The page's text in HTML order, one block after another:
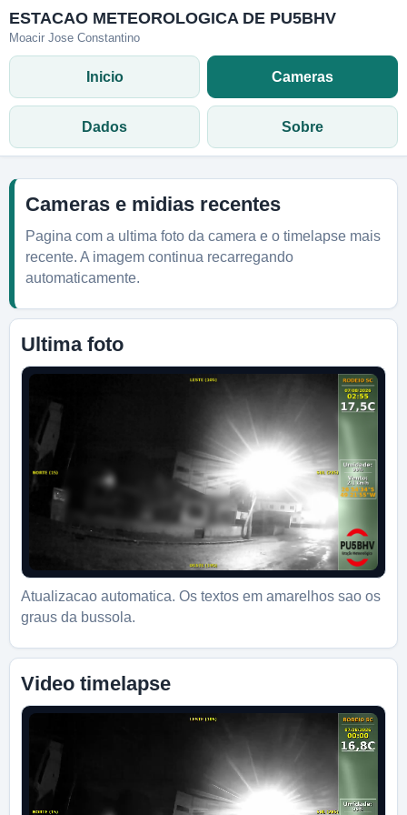
ESTACAO METEOROLOGICA DE PU5BHV
Moacir Jose Constantino
Inicio Cameras
Dados Sobre
Cameras e midias recentes
Pagina com a ultima foto da camera e o timelapse mais
recente. A imagem continua recarregando
automaticamente.
Ultima foto
Atualizacao automatica. Os textos em amarelhos sao os
graus da bussola.
Video timelapse